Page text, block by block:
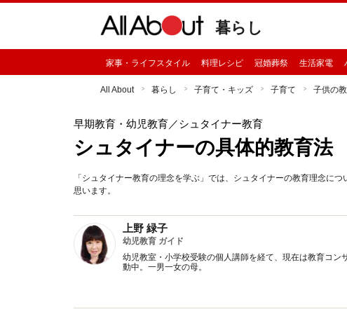
暮らし
家事・ライフスタイル 料理レシピ 冠婚葬祭 生活家電
All About 暮らし 子育て・キッズ 子育て 子供の
早期教育・幼児教育／シュタイナー教育
シュタイナーの具体的教育法
「シュタイナー教育の理念を学ぶ」では、シュタイナーの教育理念に
思います。
上野 緑子
幼児教育 ガイド
幼児教室・小学校受験の個人講師を経て、現在は教育コ
動中。一男一女の母。